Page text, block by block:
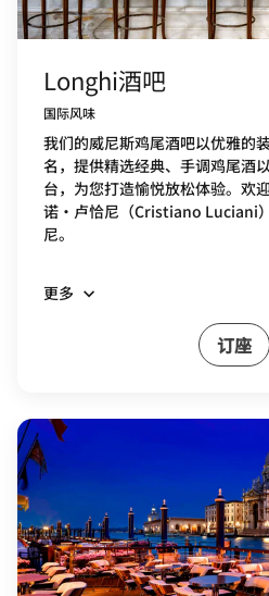
Longhi酒吧
国际风味
我们的威尼斯鸡尾酒吧以优雅的
名，提供精选经典、手调鸡尾酒
台，为您打造愉悦放松体验。欢
诺・卢恰尼（Cristiano Luciani
尼。
更多
订座